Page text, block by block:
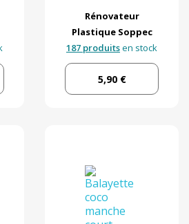
Rénovateur
Plastique Soppec
187 produitsen stock
5,90 €